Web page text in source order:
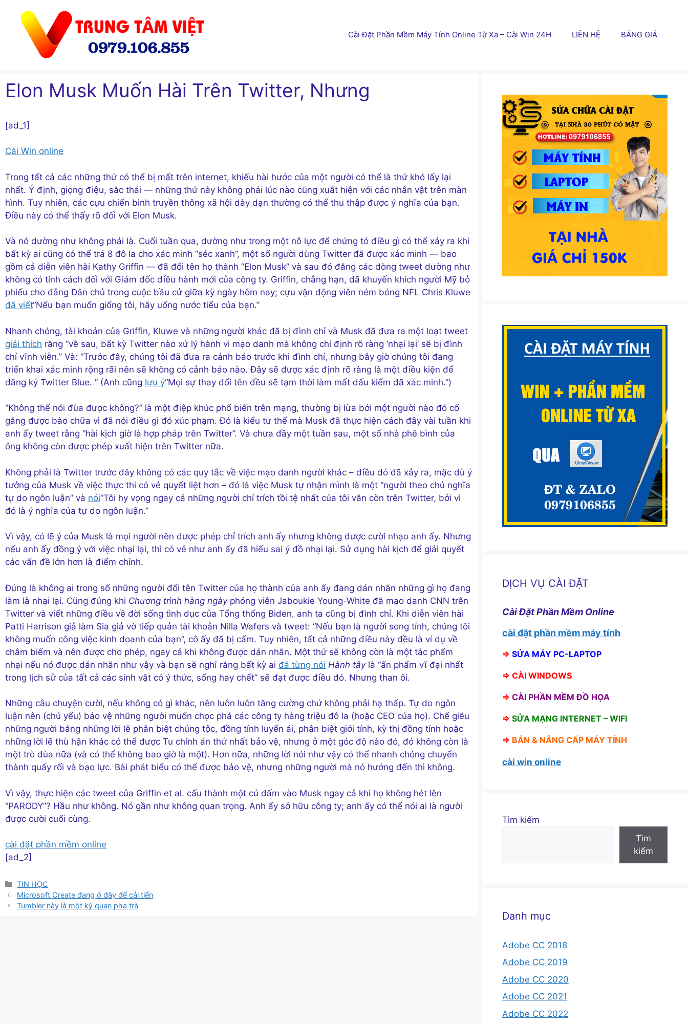
Cài Đặt Phần Mềm Máy Tính Online Từ Xa – Cài Win 24H LIÊN HỆ BẢNG GIÁ
Elon Musk Muốn Hài Trên Twitter, Nhưng
[ad_1]
Cài Win online
Trong tất cả các những thứ có thể bị mất trên internet, khiếu hài hước của một người có thể là thứ khó lấy lại
nhất. Ý định, giọng điệu, sắc thái — những thứ này không phải lúc nào cũng xuất hiện với các nhân vật trên màn
hình. Tuy nhiên, các cựu chiến binh truyền thông xã hội dày dạn thường có thể thu thập được ý nghĩa của bạn.
Điều này có thể thấy rõ đối với Elon Musk.
Và nó dường như không phải là. Cuối tuần qua, dường như trong một nỗ lực để chứng tỏ điều gì có thể xảy ra khi
bất kỳ ai cũng có thể trả 8 đô la cho xác minh “séc xanh”, một số người dùng Twitter đã được xác minh — bao
gồm cả diễn viên hài Kathy Griffin — đã đổi tên họ thành “Elon Musk” và sau đó đăng các dòng tweet dường như
không có tính cách đối với Giám đốc điều hành mới của công ty. Griffin, chẳng hạn, đã khuyến khích người Mỹ bỏ
phiếu cho đảng Dân chủ trong cuộc bầu cử giữa kỳ ngày hôm nay; cựu vận động viên ném bóng NFL Chris Kluwe
đã viết“Nếu bạn muốn giống tôi, hãy uống nước tiểu của bạn.”
Nhanh chóng, tài khoản của Griffin, Kluwe và những người khác đã bị đình chỉ và Musk đã đưa ra một loạt tweet
giải thích rằng “về sau, bất kỳ Twitter nào xử lý hành vi mạo danh mà không chỉ định rõ ràng ‘nhại lại’ sẽ bị đình
chỉ vĩnh viễn.” Và: “Trước đây, chúng tôi đã đưa ra cảnh báo trước khi đình chỉ, nhưng bây giờ chúng tôi đang
triển khai xác minh rộng rãi nên sẽ không có cảnh báo nào. Đây sẽ được xác định rõ ràng là một điều kiện để
đăng ký Twitter Blue. ” (Anh cũng lưu ý“Mọi sự thay đổi tên đều sẽ tạm thời làm mất dấu kiểm đã xác minh.”)
“Không thể nói đùa được không?” là một điệp khúc phổ biến trên mạng, thường bị lừa bởi một người nào đó cố
gắng được bào chữa vì đã nói điều gì đó xúc phạm. Đó là kiểu tư thế mà Musk đã thực hiện cách đây vài tuần khi
anh ấy tweet rằng “hài kịch giờ là hợp pháp trên Twitter”. Và chưa đầy một tuần sau, một số nhà phê bình của
ông không còn được phép xuất hiện trên Twitter nữa.
Không phải là Twitter trước đây không có các quy tắc về việc mạo danh người khác – điều đó đã xảy ra, mặc dù ý
tưởng của Musk về việc thực thi có vẻ quyết liệt hơn – đó là việc Musk tự nhận mình là một “người theo chủ nghĩa
tự do ngôn luận” và nói“Tôi hy vọng ngay cả những người chỉ trích tồi tệ nhất của tôi vẫn còn trên Twitter, bởi vì
đó là ý nghĩa của tự do ngôn luận.”
Vì vậy, có lẽ ý của Musk là mọi người nên được phép chỉ trích anh ấy nhưng không được cười nhạo anh ấy. Nhưng
nếu anh ấy đồng ý với việc nhại lại, thì có vẻ như anh ấy đã hiểu sai ý đồ nhại lại. Sử dụng hài kịch để giải quyết
các vấn đề lớn hơn là điểm chính.
Đúng là không ai trong số những người đổi tên Twitter của họ thành của anh ấy đang dán nhãn những gì họ đang
làm là nhại lại. Cũng đúng khi Chương trình hàng ngàyphóng viên Jaboukie Young-White đã mạo danh CNN trên
Twitter và viết những điều về đời sống tình dục của Tổng thống Biden, anh ta cũng bị đình chỉ. Khi diễn viên hài
Patti Harrison giả làm Sia giả vờ tiếp quản tài khoản Nilla Wafers và tweet: “Nếu bạn là người song tính, chúng tôi
không muốn công việc kinh doanh của bạn”, cô ấy đã bị cấm. Tuy nhiên, tất cả những điều này đều là ví dụ về
châm biếm và nên được cho phép, ngay cả khi không được dán nhãn. Một thứ sẽ không còn là một tác phẩm
nhại nếu nó được dán nhãn như vậy và bạn sẽ nghĩ rằng bất kỳ ai đã từng nói Hành tâylà “ấn phẩm vĩ đại nhất
trong lịch sử của tất cả các sinh vật có ý thức, sống hay chết” sẽ đạt được điều đó. Nhưng than ôi.
Những câu chuyện cười, nếu không có gì khác, nên luôn luôn tăng cường chứ không phải hạ thấp. Tự do ngôn
luận nên (chủ yếu) bảo vệ những người muốn chọc phá các công ty hàng triệu đô la (hoặc CEO của họ). Chế giễu
những người bằng những lời lẽ phân biệt chủng tộc, đồng tính luyến ái, phân biệt giới tính, kỳ thị đồng tính hoặc
những lời lẽ thù hận khác có thể được Tu chính án thứ nhất bảo vệ, nhưng ở một góc độ nào đó, đó không còn là
một trò đùa nữa (và có thể không bao giờ là một). Hơn nữa, những lời nói như vậy có thể nhanh chóng chuyển
thành quấy rối và bạo lực. Bài phát biểu có thể được bảo vệ, nhưng những người mà nó hướng đến thì không.
Vì vậy, thực hiện các tweet của Griffin et al. cấu thành một cú đấm vào Musk ngay cả khi họ không hét lên
“PARODY”? Hầu như không. Nó gần như không quan trọng. Anh ấy sở hữu công ty; anh ấy có thể nói ai là người
được cười cuối cùng.
cài đặt phần mềm online
[ad_2]
Danh
mục
TIN HỌC
Microsoft Create đang ở đây để cải tiến
Tumbler này là một kỳ quan pha trà
DỊCH VỤ CÀI ĐẶT
Cài Đặt Phần Mềm Online
cài đặt phần mềm máy tính
⇒ SỬA MÁY PC-LAPTOP
⇒ CÀI WINDOWS
⇒ CÀI PHẦN MỀM ĐỒ HỌA
⇒ SỬA MẠNG INTERNET – WIFI
⇒ BÁN & NÂNG CẤP MÁY TÍNH
cài win online
Tìm kiếm
Tìm
kiếm
Danh mục
Adobe CC 2018
Adobe CC 2019
Adobe CC 2020
Adobe CC 2021
Adobe CC 2022